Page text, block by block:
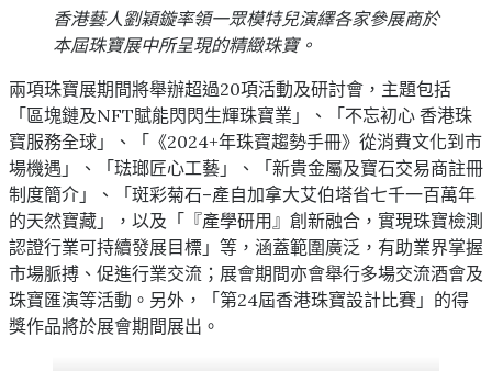
香港藝人劉穎鏇率領一眾模特兒演繹各家參展商於
本屆珠寶展中所呈現的精緻珠寶。
兩項珠寶展期間將舉辦超過20項活動及研討會，主題包括
「區塊鏈及NFT賦能閃閃生輝珠寶業」、「不忘初心 香港珠
寶服務全球」、「《2024+年珠寶趨勢手冊》從消費文化到市
場機遇」、「琺瑯匠心工藝」、「新貴金屬及寶石交易商註冊
制度簡介」、「斑彩菊石–產自加拿大艾伯塔省七千一百萬年
的天然寶藏」，以及「『產學研用』創新融合，實現珠寶檢測
認證行業可持續發展目標」等，涵蓋範圍廣泛，有助業界掌握
市場脈搏、促進行業交流；展會期間亦會舉行多場交流酒會及
珠寶匯演等活動。另外，「第24屆香港珠寶設計比賽」的得
獎作品將於展會期間展出。